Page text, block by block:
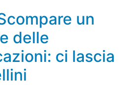
un
delle
ci lascia